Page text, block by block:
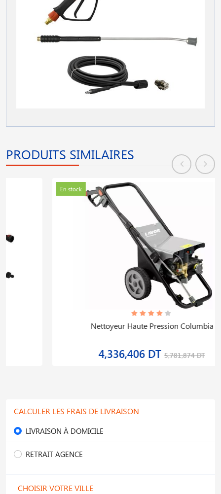
PRODUITS SIMILAIRES
Nettoyeur Haute Pression Columbia
4,336,406 DT5,781,874 DT
CALCULER LES FRAIS DE LIVRAISON
LIVRAISON À DOMICILE
RETRAIT AGENCE
CHOISIR VOTRE VILLE